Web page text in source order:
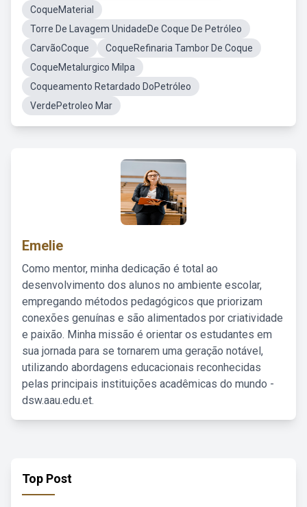
CoqueMaterial
Torre De Lavagem UnidadeDe Coque De Petróleo
CarvãoCoque
CoqueRefinaria Tambor De Coque
CoqueMetalurgico Milpa
Coqueamento Retardado DoPetróleo
VerdePetroleo Mar
Emelie
Como mentor, minha dedicação é total ao
desenvolvimento dos alunos no ambiente escolar,
empregando métodos pedagógicos que priorizam
conexões genuínas e são alimentados por criatividade
e paixão. Minha missão é orientar os estudantes em
sua jornada para se tornarem uma geração notável,
utilizando abordagens educacionais reconhecidas
pelas principais instituições acadêmicas do mundo -
dsw.aau.edu.et.
Top Post